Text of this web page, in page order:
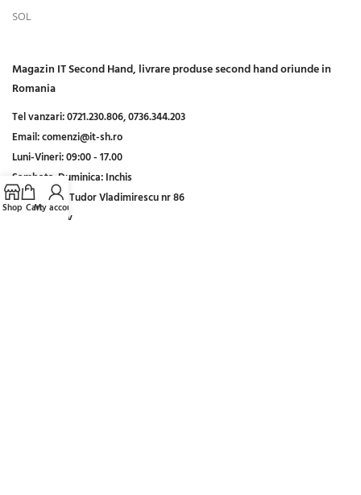
SOL
Magazin IT Second Hand, livrare produse second hand oriunde in
Romania
Tel vanzari:0721.230.806,0736.344.203
Email:comenzi@it-sh.ro
Luni-Vineri:09:00 - 17.00
Sambata-Duminica:Inchis
Adresa: Șos Tudor Vladimirescu nr 86
Clinceni, Ilfov
Shop CartMy account